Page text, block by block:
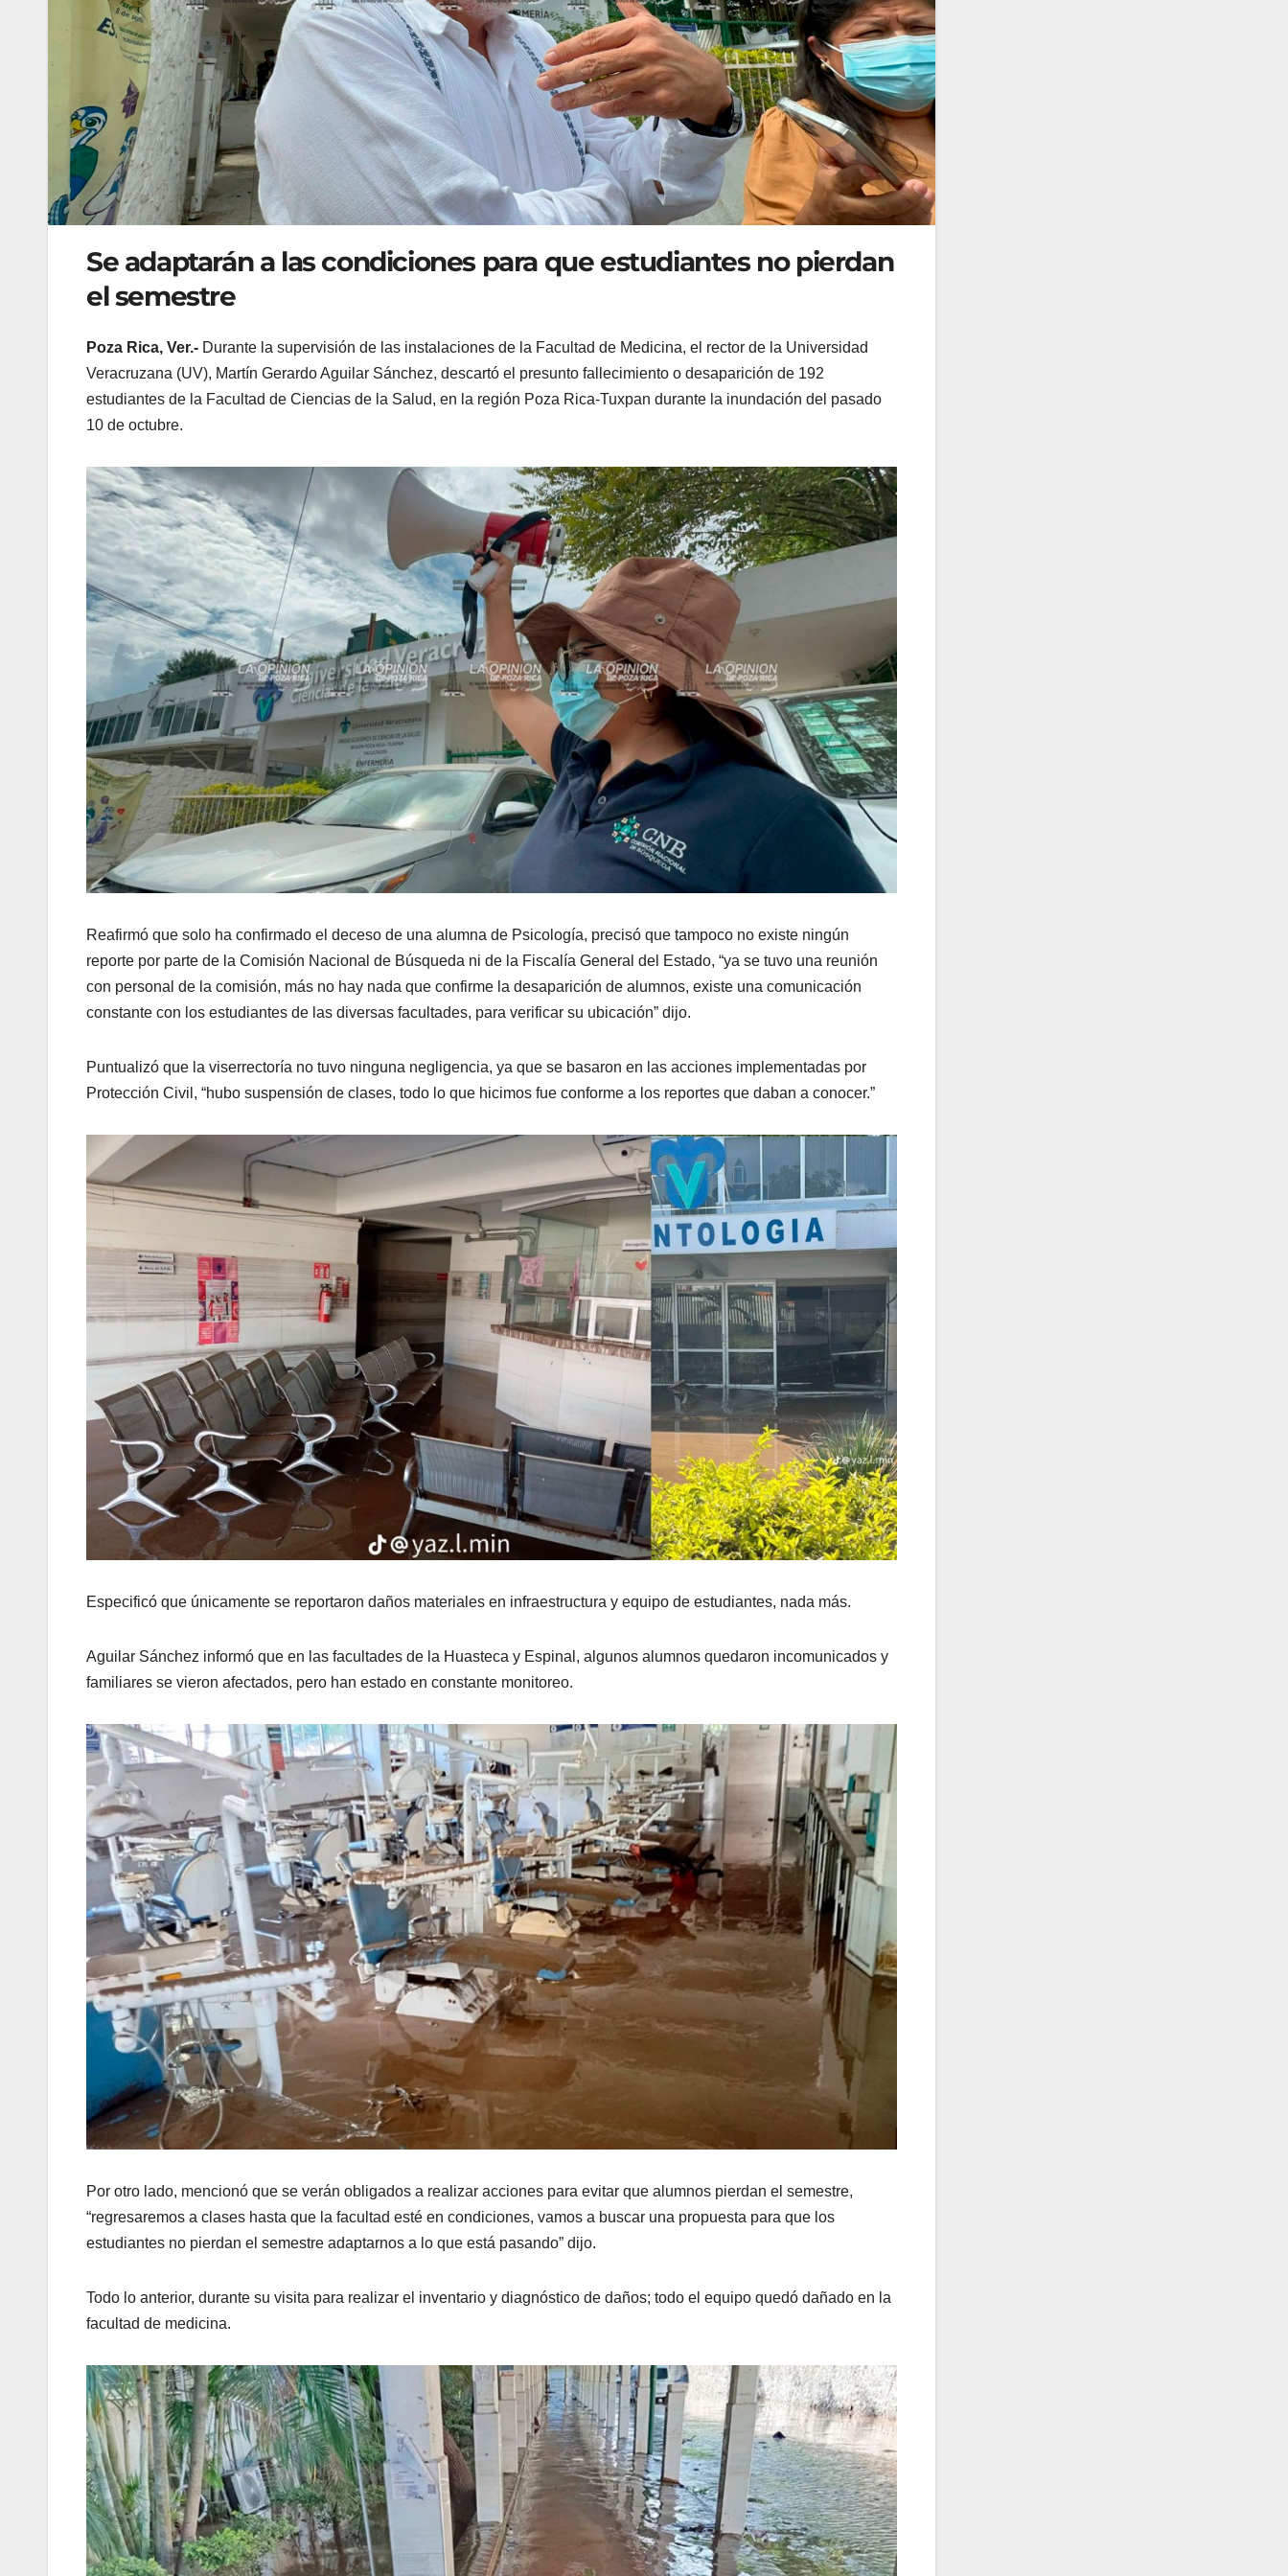
Se adaptarán a las condiciones para que estudiantes no pierdan
el semestre
Poza Rica, Ver.- Durante la supervisión de las instalaciones de la Facultad de Medicina, el rector de la Universidad
Veracruzana (UV), Martín Gerardo Aguilar Sánchez, descartó el presunto fallecimiento o desaparición de 192
estudiantes de la Facultad de Ciencias de la Salud, en la región Poza Rica-Tuxpan durante la inundación del pasado
10 de octubre.
Reafirmó que solo ha confirmado el deceso de una alumna de Psicología, precisó que tampoco no existe ningún
reporte por parte de la Comisión Nacional de Búsqueda ni de la Fiscalía General del Estado, “ya se tuvo una reunión
con personal de la comisión, más no hay nada que confirme la desaparición de alumnos, existe una comunicación
constante con los estudiantes de las diversas facultades, para verificar su ubicación” dijo.
Puntualizó que la viserrectoría no tuvo ninguna negligencia, ya que se basaron en las acciones implementadas por
Protección Civil, “hubo suspensión de clases, todo lo que hicimos fue conforme a los reportes que daban a conocer.”
Especificó que únicamente se reportaron daños materiales en infraestructura y equipo de estudiantes, nada más.
Aguilar Sánchez informó que en las facultades de la Huasteca y Espinal, algunos alumnos quedaron incomunicados y
familiares se vieron afectados, pero han estado en constante monitoreo.
Por otro lado, mencionó que se verán obligados a realizar acciones para evitar que alumnos pierdan el semestre,
“regresaremos a clases hasta que la facultad esté en condiciones, vamos a buscar una propuesta para que los
estudiantes no pierdan el semestre adaptarnos a lo que está pasando” dijo.
Todo lo anterior, durante su visita para realizar el inventario y diagnóstico de daños; todo el equipo quedó dañado en la
facultad de medicina.